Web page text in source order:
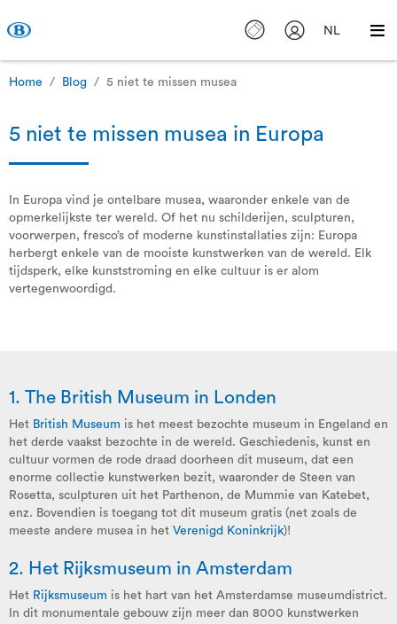
NL
Home Blog 5 niet te missen musea
5 niet te missen musea in Europa
In Europa vind je ontelbare musea, waaronder enkele van de
opmerkelijkste ter wereld. Of het nu schilderijen, sculpturen,
voorwerpen, fresco’s of moderne kunstinstallaties zijn: Europa
herbergt enkele van de mooiste kunstwerken van de wereld. Elk
tijdsperk, elke kunststroming en elke cultuur is er alom
vertegenwoordigd.
1. The British Museum in Londen
Het British Museum is het meest bezochte museum in Engeland en
het derde vaakst bezochte in de wereld. Geschiedenis, kunst en
cultuur vormen de rode draad doorheen dit museum, dat een
enorme collectie kunstwerken bezit, waaronder de Steen van
Rosetta, sculpturen uit het Parthenon, de Mummie van Katebet,
enz. Bovendien is toegang tot dit museum gratis (net zoals de
meeste andere musea in het Verenigd Koninkrijk)!
2. Het Rijksmuseum in Amsterdam
Het Rijksmuseum is het hart van het Amsterdamse museumdistrict.
In dit monumentale gebouw zijn meer dan 8000 kunstwerken